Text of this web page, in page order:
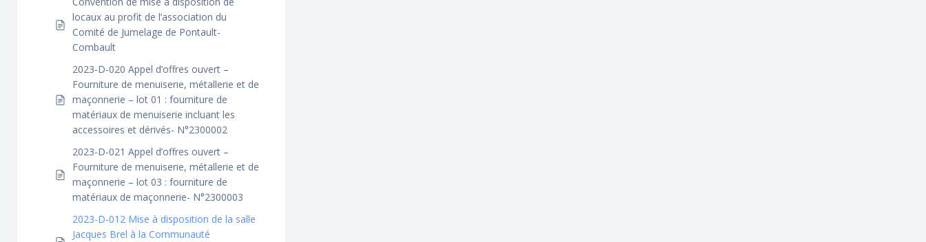
locaux au profit de l’association du
Comité de Jumelage de Pontault-
Combault
2023-D-020 Appel d’offres ouvert –
Fourniture de menuiserie, métallerie et de
maçonnerie – lot 01 : fourniture de
matériaux de menuiserie incluant les
accessoires et dérivés- N°2300002
2023-D-021 Appel d’offres ouvert –
Fourniture de menuiserie, métallerie et de
maçonnerie – lot 03 : fourniture de
matériaux de maçonnerie- N°2300003
2023-D-012 Mise à disposition de la salle
Jacques Brel à la Communauté